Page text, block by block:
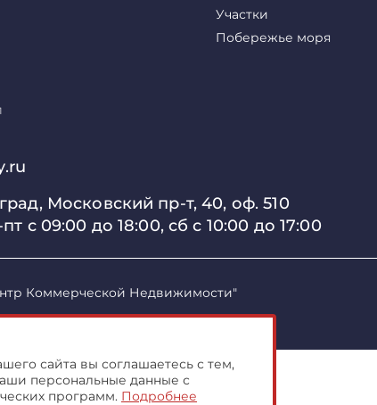
Московский пр-т, 40, оф. 510
с 09:00 до18:00, сб с 10:00 до 17:00
Участки
Побережье моря
Коммерческой Недвижимости"
сайта вы соглашаетесь с тем,
персональные данные с
программ. Подробнее